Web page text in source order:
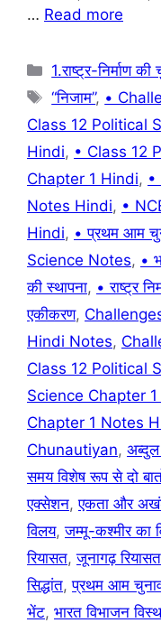
o
k
p
… Read more
Categories
1.राष्ट्र-निर्माण की
Tags
“निजाम”, •
Class 12 Political
Hindi, • Class 12
Chapter 1 Hindi, •
Notes Hindi, •
Hindi, • प्रथम आम
Science Notes, •
की स्थापना, • राष्ट्र
एकीकरण,
Hindi Notes,
Class 12 Political
Science Chapter
Chapter 1 Notes
Chunautiyan,
समय विशेष रूप से दो
एक्सेशन,एकता और
विलय,जम्मू-कश्मीर का
रियासत,जूनागढ़
सिद्धांत,प्रथम आम
भेंट, भारत विभाजन